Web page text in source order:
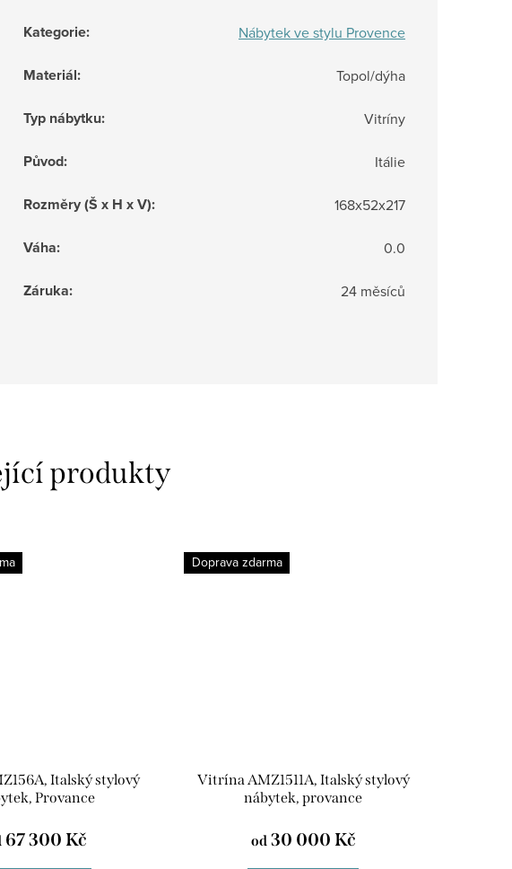
Kategorie: Nábytek ve stylu Provence
Materiál: Topol/dýha
Typ nábytku: Vitríny
Původ: Itálie
Rozměry (Š x H x V): 168x52x217
Váha: 0.0
Záruka: 24 měsíců
produkty
Italský stylový
Provance
67 300 Kč
Doprava zdarma
Vitrína AMZ1511A, Italský stylový
nábytek, provance
od 30 000 Kč